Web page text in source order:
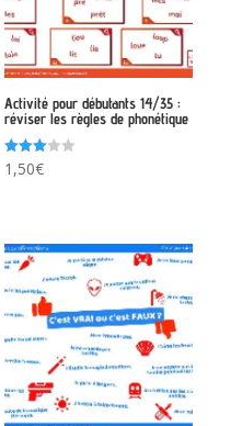
Activité pour débutants 14/35 :
réviser les règles de phonétique
Note
3.00
1,50€